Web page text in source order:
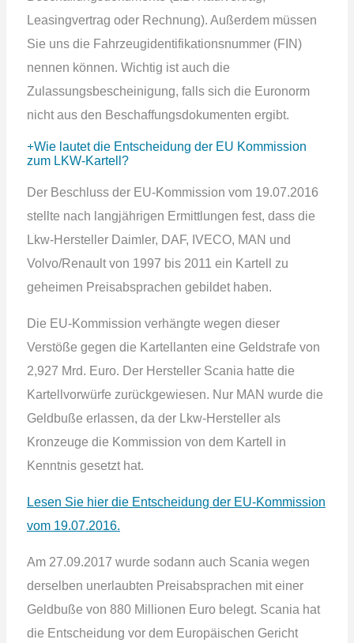
Leasingvertrag oder Rechnung). Außerdem müssen
Sie uns die Fahrzeugidentifikationsnummer (FIN)
nennen können. Wichtig ist auch die
Zulassungsbescheinigung, falls sich die Euronorm
nicht aus den Beschaffungsdokumenten ergibt.
Wie lautet die Entscheidung der EU Kommission
zum LKW-Kartell?
Der Beschluss der EU-Kommission vom 19.07.2016
stellte nach langjährigen Ermittlungen fest, dass die
Lkw-Hersteller Daimler, DAF, IVECO, MAN und
Volvo/Renault von 1997 bis 2011 ein Kartell zu
geheimen Preisabsprachen gebildet haben.
Die EU-Kommission verhängte wegen dieser
Verstöße gegen die Kartellanten eine Geldstrafe von
2,927 Mrd. Euro. Der Hersteller Scania hatte die
Kartellvorwürfe zurückgewiesen. Nur MAN wurde die
Geldbuße erlassen, da der Lkw-Hersteller als
Kronzeuge die Kommission von dem Kartell in
Kenntnis gesetzt hat.
Lesen Sie hier die Entscheidung der EU-Kommission
vom 19.07.2016.
Am 27.09.2017 wurde sodann auch Scania wegen
derselben unerlaubten Preisabsprachen mit einer
Geldbuße von 880 Millionen Euro belegt. Scania hat
die Entscheidung vor dem Europäischen Gericht